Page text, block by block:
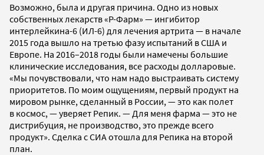
Возможно, была и другая причина. Одно из новых
собственных лекарств «Р-Фарм» — ингибитор
интерлейкина-6 (ИЛ-6) для лечения артрита — в начале
2015 года вышло на третью фазу испытаний в США и
Европе. На 2016–2018 годы были намечены большие
клинические исследования, все расходы долларовые.
«Мы почувствовали, что нам надо выстраивать систему
приоритетов. По моим ощущениям, первый продукт на
мировом рынке, сделанный в России, — это как полет
в космос, — уверяет Репик. — Для меня фарма — это не
дистрибуция, не производство, это прежде всего
продукт». Сделка с СИА отошла для Репика на второй
план.